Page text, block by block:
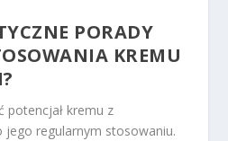
PORADY
KREMU
potencjał kremu z
regularnym stosowaniu.